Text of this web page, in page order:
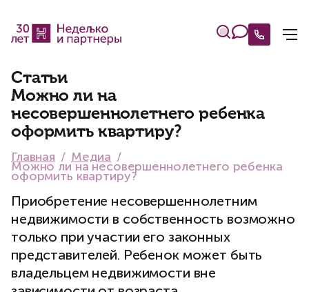
Статьи
Можно ли на
несовершеннолетнего ребенка
оформить квартиру?
Главная Медиа
Можно ли на несовершеннолетнего ребенка
оформить квартиру?
Приобретение несовершеннолетним
недвижимости в собственность возможно
только при участии его законных
представителей. Ребенок может быть
владельцем недвижимости вне